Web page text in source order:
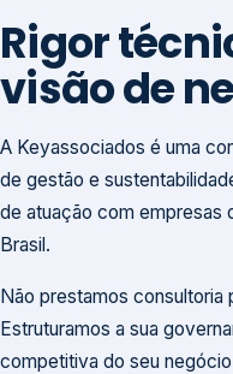
Rigor
visão de
A Keyassociados é uma
de gestão e
de atuação com empresas
Brasil.
Não prestamos consultoria
Estruturamos a sua
competitiva do seu